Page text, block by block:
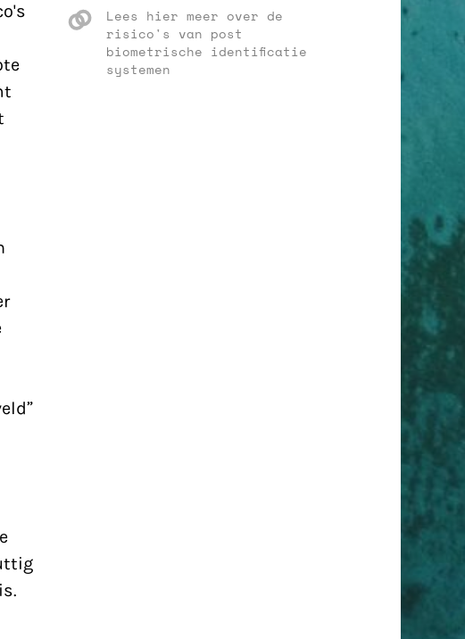
Lees hier meer over de
risico's van post
biometrische identificatie
systemen